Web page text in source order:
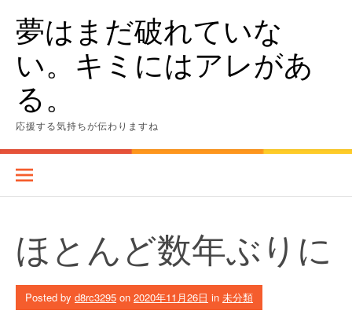
content夢はまだ破れていな
い。キミにはアレがあ
る。
応援する気持ちが伝わりますね
ほとんど数年ぶりに
Posted by d8rc3295 on 2020年11月26日 in 未分類